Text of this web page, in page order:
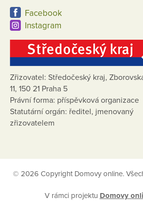
Facebook
Instagram
Zřizovatel: Středočeský kraj,
11, 150 21 Praha 5
Právní forma: příspěvková organizace
Statutární orgán: ředitel, jmenovaný
zřizovatelem
© 2026 Copyright Domovy online.
V rámci projektu Domovy